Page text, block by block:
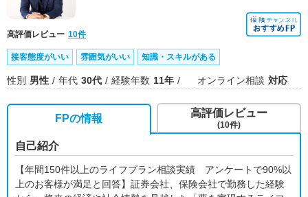
高評価レビュー 10件
接客態度がいい 雰囲気がいい 知識・スキルがある
性別 男性 年代 30代 経験年数 11年 オンライン相談 対応
FPの情報
自己紹介
【年間150件以上のライフプラン相談実績 アンケートで90%以
上のお客様が満足と回答】証券会社、保険会社で勤務した経験
高評価レビュー
(10件)